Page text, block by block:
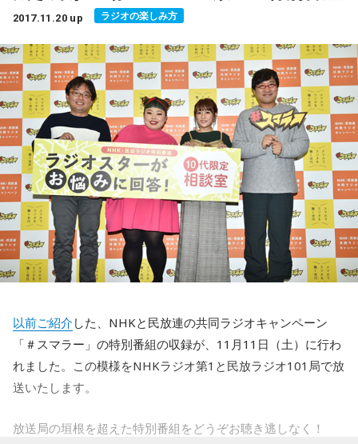
この番組をラジコで聴く
RBCiラジオ『只今、ペット中』
身近な動物に関する情報番組です。「ペットにとっての幸せ
とは？」「近年増加している、ペットの糖尿病について」
「沖縄にいる昆虫の鳴き声」「ミニブタの飼い方」「カブト
ムシに関する質問特集」といった話から「イリオモテヤマネ
コの話」「ヤンバルクイナ情報」など、沖縄らしい話まで、
バラエティーに富んだ内容でお届け。
いたミニチュアダックスフンドは、お腹が空いたら「ごわ〜
ん」と鳴いていたそうです。変わった動物を飼っている場合
は取材に行くかもしれないそうなので、「ウチのペットもぜ
ひ！」という方は応募してみてはいかがでしょうか。
■放送日時：毎週日曜日 11時30分〜12時
http://radiko.jp/
▼プレミアム会員登録はこちらから
http://radiko.jp/rg/premium/
『radiko.jpプレミアム（エリアフリー聴取）』なら、全国の
ラジオ番組を楽しむことができます。
番組収録終了後の出演者のコメントをご紹介！
渡辺直美さん
10代の子たちの悩みにちゃんと相談相手になれるのかと、不
安だったんですが、 最後に10代の子たちの元気な声が聞け
て、我々でもすごい勇気づけられたのかなあと思って、自分
も元気になりました。
高橋みなみさん
10代というと、私が20代なので割と年も近かったんですが、
本当に繊細でいろんなことにひたむきに向き合っていて、傷
ついて悩んでいる子たちがたくさんいる中で、自分たちの言
葉で前に進めるきっかけになったらいいなと思いました。
ラジオって本当に素晴らしいなって、気付いて頂ける番組に
なっているので、10代の方、そしてラジオにあんまり触れて
いないという方にも是非、聴いてもらいたいなと思います。
心から、全身全霊、全力で答えているので！
笑いあり、涙ありの収録模様は11月23日（木・祝）～26日
2017.11.20 up ラジオの楽しみ方
以前ご紹介 した、NHKと民放連の共同ラジオキャンペーン
「＃スマラー」の特別番組の収録が、11月11日（土）に行わ
れました。この模様をNHKラジオ第1と民放ラジオ101局で放
送いたします。
放送局の垣根を超えた特別番組をどうぞお聴き逃しなく！